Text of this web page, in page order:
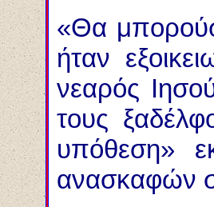
«Θα
ήταν
νεαρός
τους
υπόθεση»
ανασκαφών